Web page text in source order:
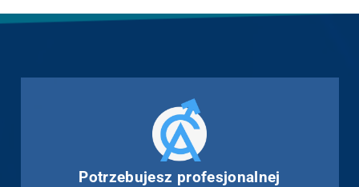
Potrzebujesz profesjonalnej